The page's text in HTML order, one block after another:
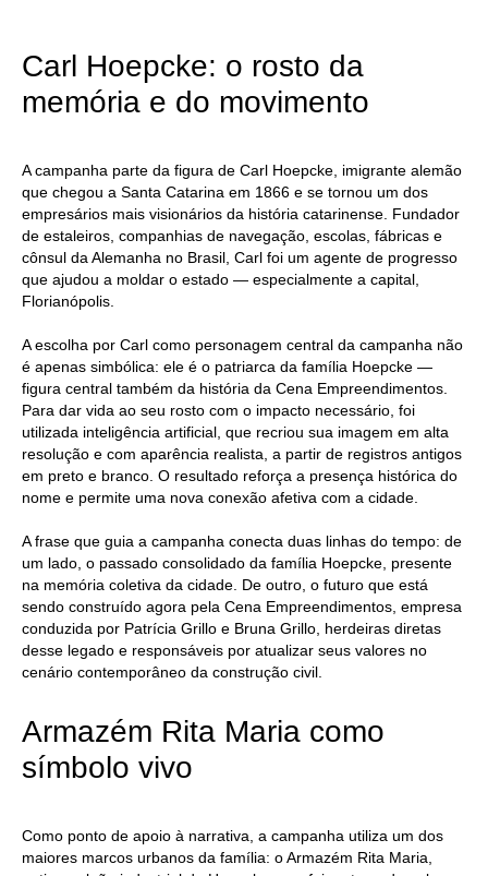
Carl Hoepcke: o rosto da
memória e do movimento
A campanha parte da figura de Carl Hoepcke, imigrante alemão
que chegou a Santa Catarina em 1866 e se tornou um dos
empresários mais visionários da história catarinense. Fundador
de estaleiros, companhias de navegação, escolas, fábricas e
cônsul da Alemanha no Brasil, Carl foi um agente de progresso
que ajudou a moldar o estado — especialmente a capital,
Florianópolis.
A escolha por Carl como personagem central da campanha não
é apenas simbólica: ele é o patriarca da família Hoepcke —
figura central também da história da Cena Empreendimentos.
Para dar vida ao seu rosto com o impacto necessário, foi
utilizada inteligência artificial, que recriou sua imagem em alta
resolução e com aparência realista, a partir de registros antigos
em preto e branco. O resultado reforça a presença histórica do
nome e permite uma nova conexão afetiva com a cidade.
A frase que guia a campanha conecta duas linhas do tempo: de
um lado, o passado consolidado da família Hoepcke, presente
na memória coletiva da cidade. De outro, o futuro que está
sendo construído agora pela Cena Empreendimentos, empresa
conduzida por Patrícia Grillo e Bruna Grillo, herdeiras diretas
desse legado e responsáveis por atualizar seus valores no
cenário contemporâneo da construção civil.
Armazém Rita Maria como
símbolo vivo
Como ponto de apoio à narrativa, a campanha utiliza um dos
maiores marcos urbanos da família: o Armazém Rita Maria,